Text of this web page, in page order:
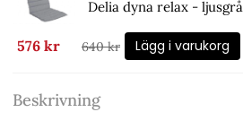
Delia dyna relax - ljusgrå
576 kr 640 kr Lägg i varukorg
Beskrivning